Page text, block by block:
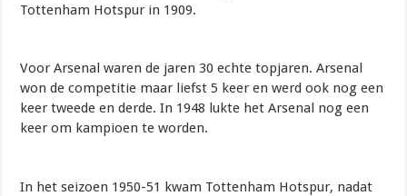
Tottenham Hotspur in 1909.
Voor Arsenal waren de jaren 30 echte topjaren. Arsenal
won de competitie maar liefst 5 keer en werd ook nog een
keer tweede en derde. In 1948 lukte het Arsenal nog een
keer om kampioen te worden.
In het seizoen 1950-51 kwam Tottenham Hotspur, nadat